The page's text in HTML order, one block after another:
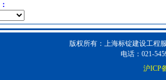
版权所有：上海标锭建设工程
电话：021-
沪ICP